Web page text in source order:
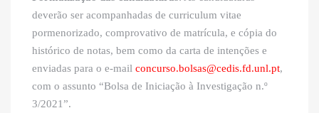
deverão ser acompanhadas de curriculum vitae
pormenorizado, comprovativo de matrícula, e cópia do
histórico de notas, bem como da carta de intenções e
enviadas para o e‐mail concurso.bolsas@cedis.fd.unl.pt,
com o assunto “Bolsa de Iniciação à Investigação n.º
3/2021”.